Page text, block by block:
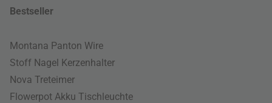
Bestseller
Montana Panton Wire
Stoff Nagel Kerzenhalter
Nova Treteimer
Flowerpot Akku Tischleuchte